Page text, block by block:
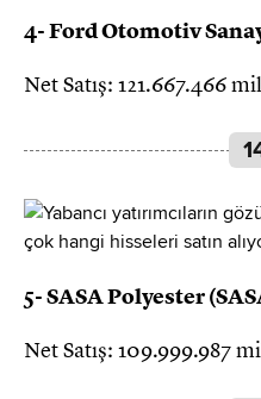
4- Ford Otomotiv
Net Satış: 121.667.466
5- SASA Polyester
Net Satış: 109.999.987